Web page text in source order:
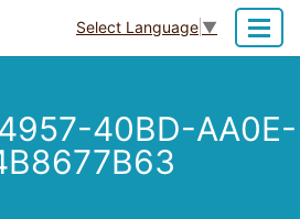
Select Language ▼
40BD-AA0E-